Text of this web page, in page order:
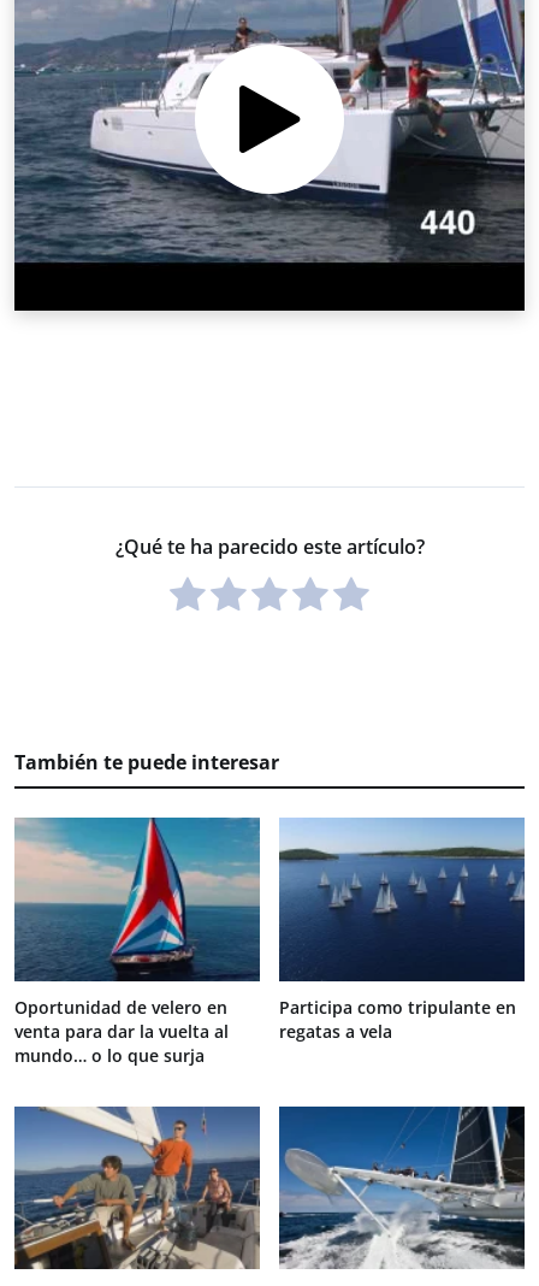
¿Qué te ha parecido este artículo?
También te puede interesar
Oportunidad de velero en
venta para dar la vuelta al
mundo… o lo que surja
Participa como tripulante en
regatas a vela